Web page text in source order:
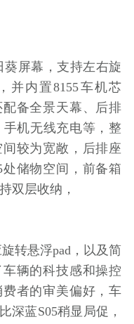
葵屏幕，支持左右旋
并内置8155车机芯
备全景天幕、后排
机无线充电等，整
较为宽敞，后排座
储物空间，前备箱
双层收纳，
转悬浮pad，以及简
辆的科技感和操控
者的审美偏好，车
深蓝S05稍显局促，